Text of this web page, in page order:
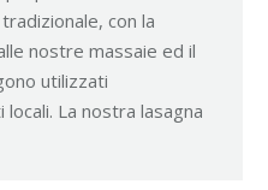
con la
nostre massaie ed il
utilizzati
La nostra lasagna